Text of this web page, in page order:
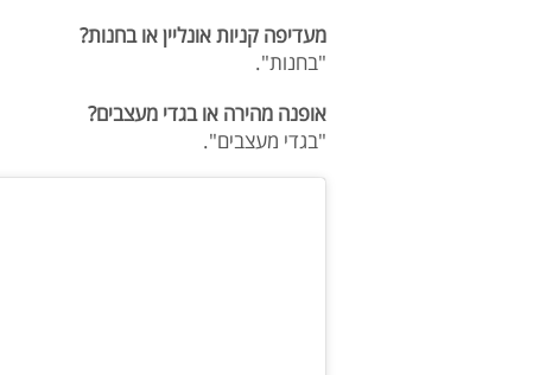
מעדיפה קניות אונליין או בחנות?
"בחנות".
אופנה מהירה או בגדי מעצבים?
"בגדי מעצבים".